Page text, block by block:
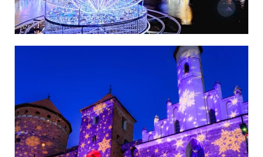
Polska